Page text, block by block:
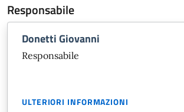
Responsabile
Donetti Giovanni
Responsabile
ULTERIORI INFORMAZIONI